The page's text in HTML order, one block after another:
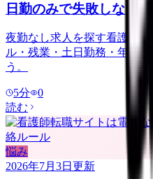
日勤のみで失敗しない見
夜勤なし求人を探す看護師
ル・残業・土日勤務・年収
う。
5分
0
読む
悩み
2026年7月3日 更新